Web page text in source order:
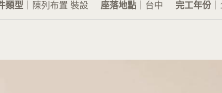
類型｜陳列布置 裝設 座落地點｜台中 完工年份｜